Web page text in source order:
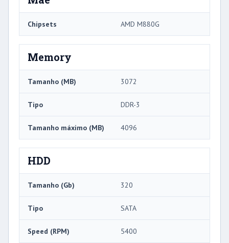
Chipsets AMD M880G
Memory
Tamanho (MB) 3072
Tipo DDR-3
Tamanho máximo (MB) 4096
HDD
Tamanho (Gb) 320
Tipo SATA
Speed ​​(RPM) 5400